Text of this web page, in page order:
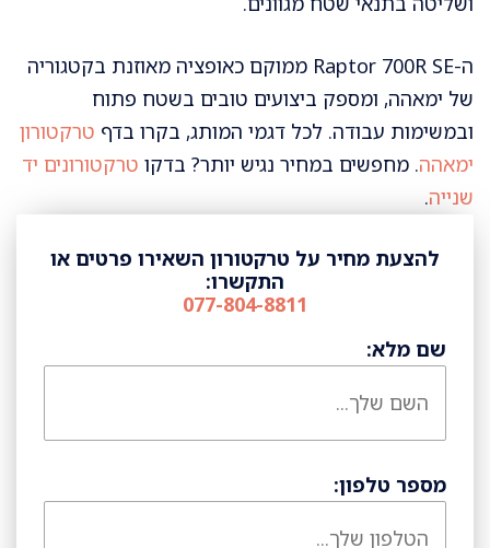
ה-Raptor 700R SE ממוקם כאופציה מאוזנת בקטגוריה
של ימאהה, ומספק ביצועים טובים בשטח פתוח
ובמשימות עבודה. לכל דגמי המותג, בקרו בדף טרקטורון
ימאהה. מחפשים במחיר נגיש יותר? בדקו טרקטורונים יד
שנייה.
להצעת מחיר על טרקטורון השאירו פרטים או
התקשרו:
077-804-8811
שם מלא:
מספר טלפון: